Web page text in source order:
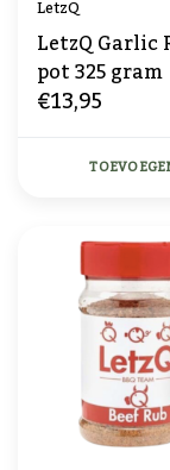
LetzQ
LetzQ Garlic
pot 325 gram
€13,95